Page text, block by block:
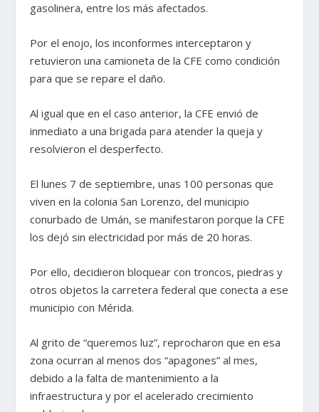
gasolinera, entre los más afectados.
Por el enojo, los inconformes interceptaron y
retuvieron una camioneta de la CFE como condición
para que se repare el daño.
Al igual que en el caso anterior, la CFE envió de
inmediato a una brigada para atender la queja y
resolvieron el desperfecto.
El lunes 7 de septiembre, unas 100 personas que
viven en la colonia San Lorenzo, del municipio
conurbado de Umán, se manifestaron porque la CFE
los dejó sin electricidad por más de 20 horas.
Por ello, decidieron bloquear con troncos, piedras y
otros objetos la carretera federal que conecta a ese
municipio con Mérida.
Al grito de “queremos luz”, reprocharon que en esa
zona ocurran al menos dos “apagones” al mes,
debido a la falta de mantenimiento a la
infraestructura y por el acelerado crecimiento